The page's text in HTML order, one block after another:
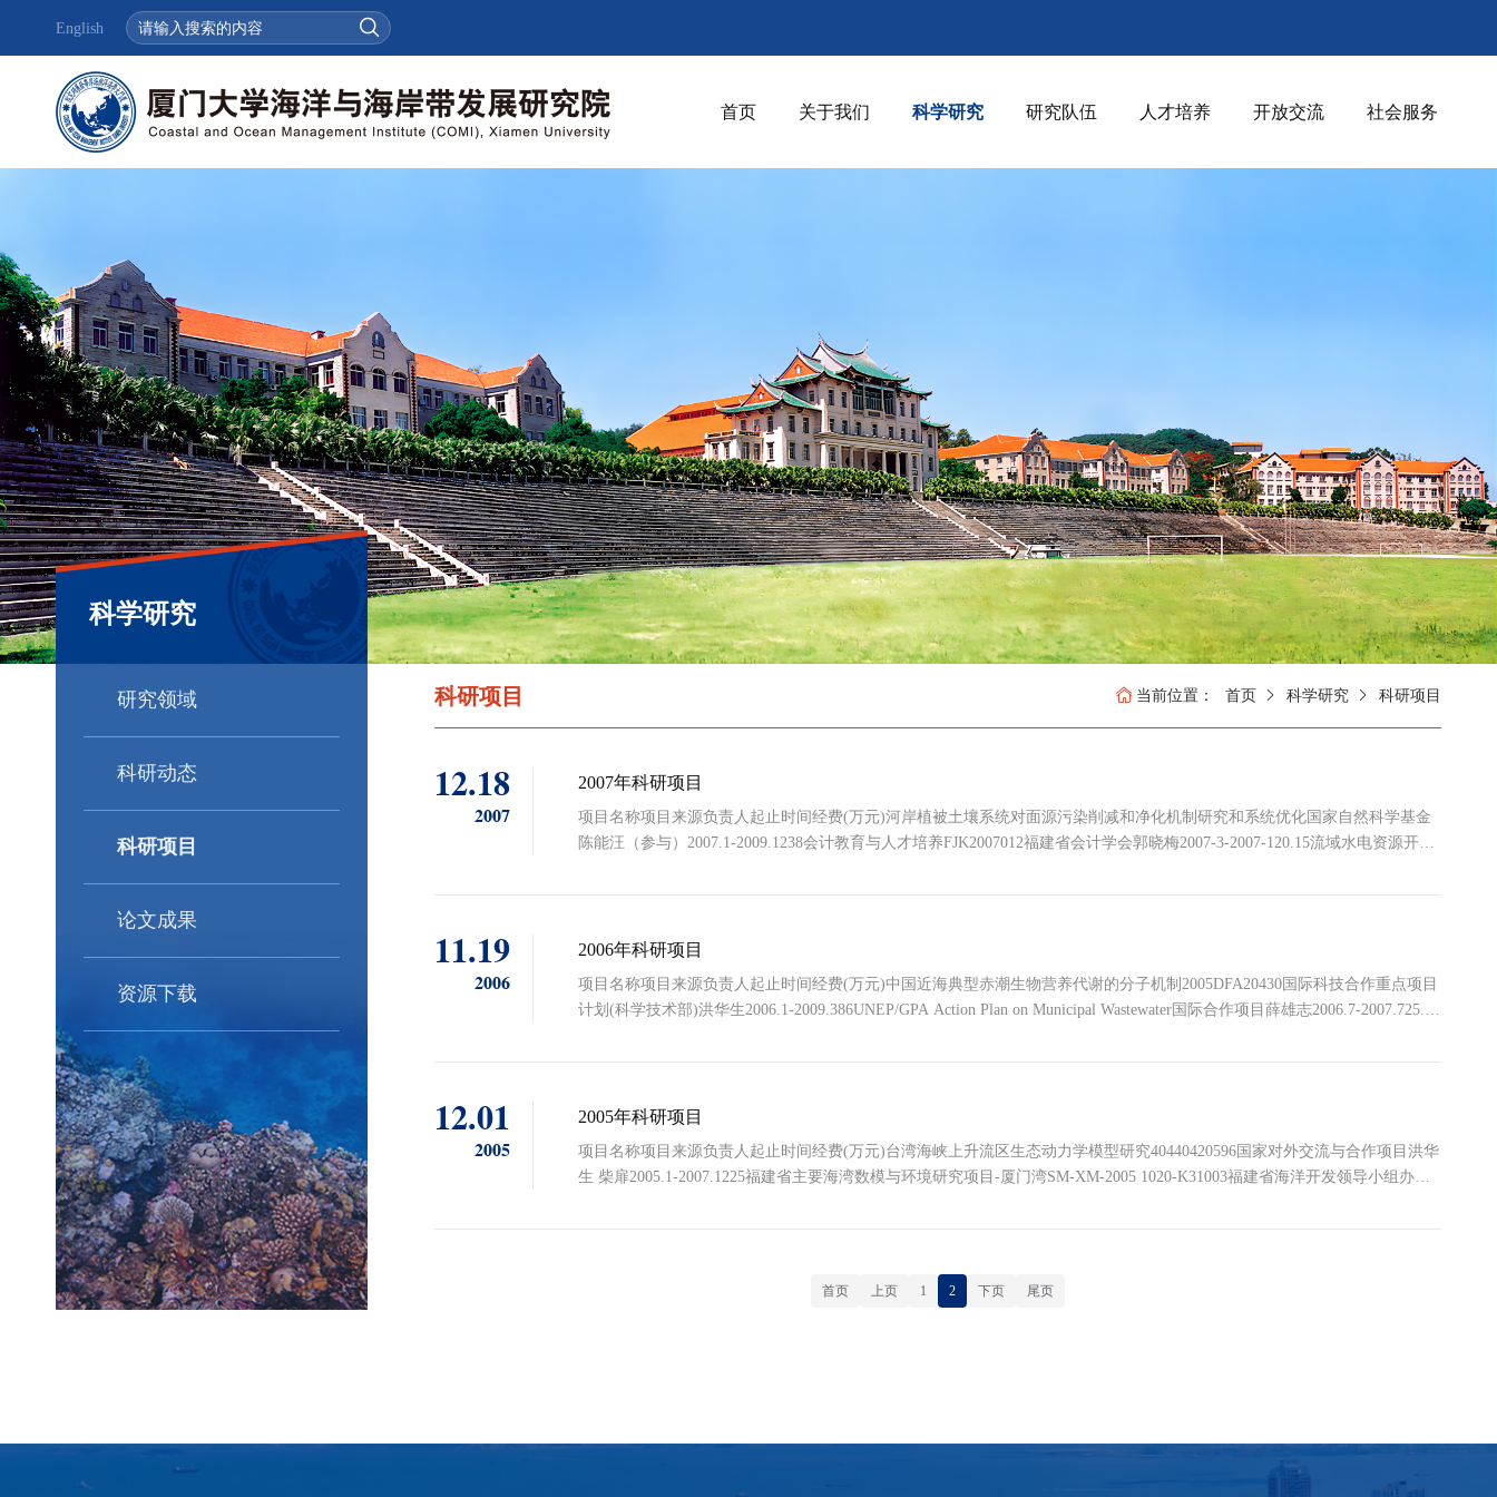
English
首页 关于我们 科学研究 研究队伍 人才培养 开放交流 社会服务
科学研究
研究领域
科研动态
科研项目
论文成果
资源下载
科研项目 当前位置： 首页 科学研究 科研项目
12.18
2007
2007年科研项目
项目名称项目来源负责人起止时间经费(万元)河岸植被土壤系统对面源污染削减和净化机制研究和系统优化国家自然科学基金
陈能汪（参与）2007.1-2009.1238会计教育与人才培养FJK2007012福建省会计学会郭晓梅2007-3-2007-120.15流域水电资源开发
会(国家环保局直属)王燕祥 郭晓梅2007.5-2008.64海上突发事故应急辅...
11.19
2006
2006年科研项目
项目名称项目来源负责人起止时间经费(万元)中国近海典型赤潮生物营养代谢的分子机制2005DFA20430国际科技合作重点项目
计划(科学技术部)洪华生2006.1-2009.386UNEP/GPA Action Plan on Municipal Wastewater国际合作项目薛雄志2006.7-2007.725.5
总报告(回顾性评价)1020-K31009福建省海洋开发领导小组办公室张...
12.01
2005
2005年科研项目
项目名称项目来源负责人起止时间经费(万元)台湾海峡上升流区生态动力学模型研究40440420596国家对外交流与合作项目洪华
生 柴扉2005.1-2007.1225福建省主要海湾数模与环境研究项目-厦门湾SM-XM-2005 1020-K31003福建省海洋开发领导小组办公
开发领导小组办公室胡建宇 万振文张珞平 陈伟琪等2005.9-2006.1270
首页 上页 1 2 下页 尾页